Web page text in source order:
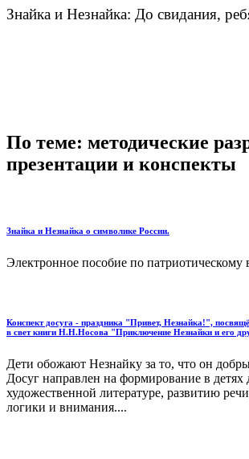
Знайка и Незнайка: До свидания,
По теме: методические
презентации и конспекты
Знайка и Незнайка о символике России.
Электронное пособие по патриотическому
Конспект досуга - праздника "Привет, Незнайка!",
в свет книги Н.Н.Носова "Приключение Незнайки и его
Дети обожают Незнайку за то, что он
Досуг направлен на формирование в детях
художественной литературе, развитию
логики и внимания....